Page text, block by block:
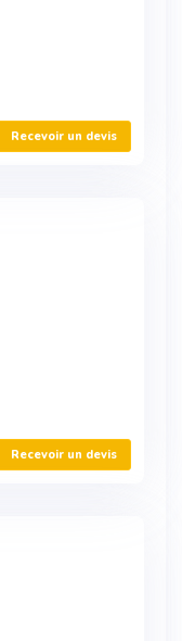
Recevoir un devis
Recevoir un devis